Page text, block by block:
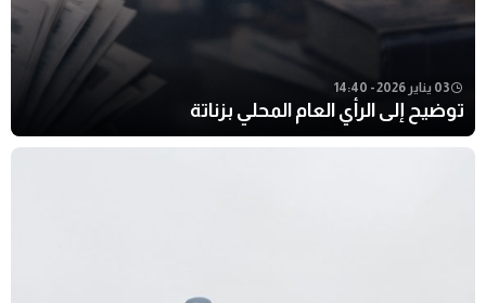
03 يناير 2026 - 14:40
توضيح إلى الرأي العام المحلي بزناتة